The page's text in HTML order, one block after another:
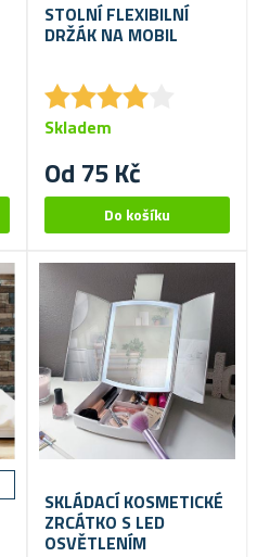
STOLNÍ FLEXIBILNÍ
DRŽÁK NA MOBIL
★★★★
★★★★
Od 75 Kč
Skladem
SKLÁDACÍ KOSMETICKÉ
ZRCÁTKO S LED
OSVĚTLENÍM